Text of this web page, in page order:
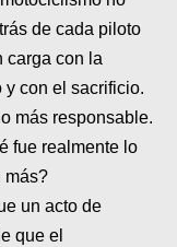
de cada piloto
carga con la
y con el sacrificio.
más responsable.
fue realmente lo
más?
un acto de
que el